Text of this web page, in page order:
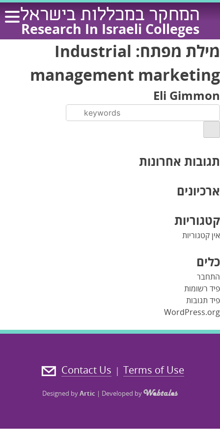
Skip
content
המחקר במכללות בישראל
Research In Israeli Colleges
מילת מפתח: Industrial
management marketing
Eli Gimmon
תגובות אחרונות
ארכיונים
קטגוריות
אין קטגוריות
כלים
התחבר
פיד רשומות
פיד תגובות
WordPress.org
Terms of Use
|
Contact Us
Designed byArtic | Developed by